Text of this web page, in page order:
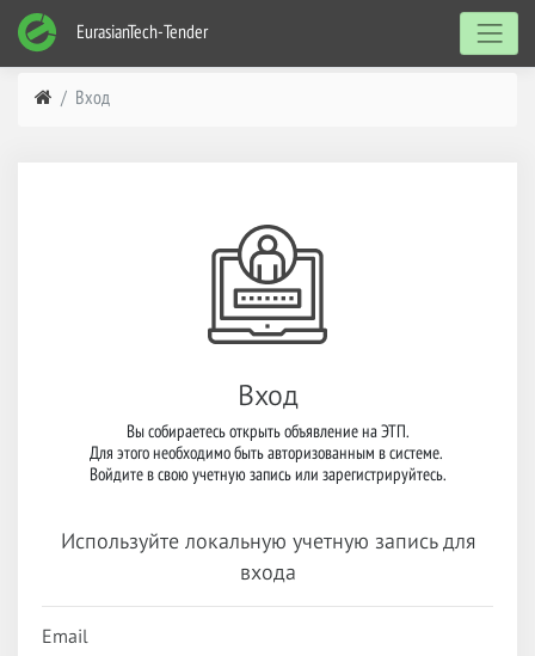
EurasianTech-Tender
Вход
Вход
Вы собираетесь открыть объявление на ЭТП.
Для этого необходимо быть авторизованным в системе.
Войдите в свою учетную запись или зарегистрируйтесь.
Используйте локальную учетную запись для
входа
Email